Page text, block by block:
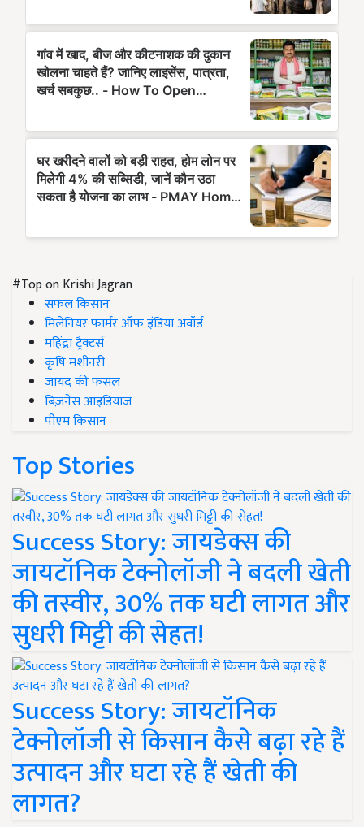
#Top on Krishi Jagran
सफल किसान
मिलेनियर फार्मर ऑफ इंडिया अवॉर्ड
महिंद्रा ट्रैक्टर्स
कृषि मशीनरी
जायद की फसल
बिज़नेस आइडियाज
पीएम किसान
Top Stories
Success Story: जायडेक्स की
जायटॉनिक टेक्नोलॉजी ने बदली खेती
की तस्वीर, 30% तक घटी लागत और
सुधरी मिट्टी की सेहत!
Success Story: जायटॉनिक
टेक्नोलॉजी से किसान कैसे बढ़ा रहे हैं
उत्पादन और घटा रहे हैं खेती की
लागत?